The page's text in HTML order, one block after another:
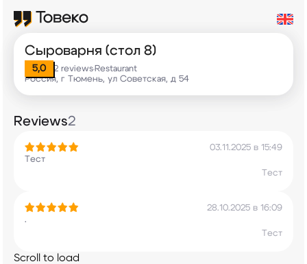
Сыроварня (стол 8)
5,0 2 reviews•Restaurant
Россия, г Тюмень, ул Советская, д 54
Reviews2
03.11.2025 в 15:49
Тест
Тест
28.10.2025 в 16:09
.
Тест
Scroll to load